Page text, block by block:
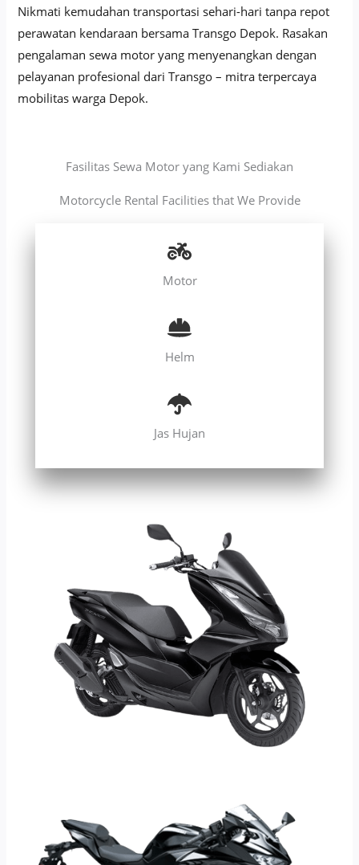
Nikmati kemudahan transportasi sehari-hari tanpa repot
perawatan kendaraan bersama Transgo Depok. Rasakan
pengalaman sewa motor yang menyenangkan dengan
pelayanan profesional dari Transgo – mitra terpercaya
mobilitas warga Depok.
Fasilitas Sewa Motor yang Kami Sediakan
Motorcycle Rental Facilities that We Provide
Motor
Helm
Jas Hujan